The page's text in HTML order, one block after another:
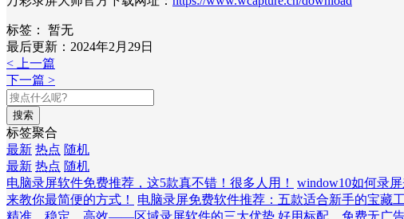
标签：
暂无
最后更新：2024年2月29日
< 上一篇
下一篇 >
搜索
标签聚合
最新 热点 随机
最新 热点 随机
电脑录屏软件免费推荐，这5款真不错！很多人用！
window10如何录
来教你最简便的方式！
电脑录屏免费软件推荐：五款适合新手的宝藏工
精准、稳定、高效——区域录屏软件的三大优势 好用标配，免费无广